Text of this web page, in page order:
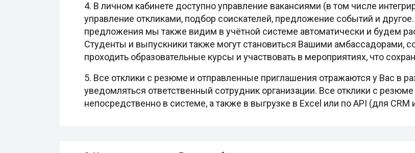
4. В личном кабинете доступно управление вакансиями (в том числе
управление откликами, подбор соискателей, предложение событий и
предложения мы также видим в учётной системе автоматически и будем
Студенты и выпускники также могут становиться Вашими амбассадорами,
проходить образовательные курсы и участвовать в мероприятиях, что
5. Все отклики с резюме и отправленные приглашения отражаются у Вас в
уведомляться ответственный сотрудник организации. Все отклики с
непосредственно в системе, а также в выгрузке в Excel или по API (для CRM